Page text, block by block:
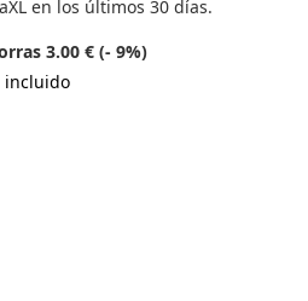
en los últimos 30 días.
3.00 € (- 9%)
incluido